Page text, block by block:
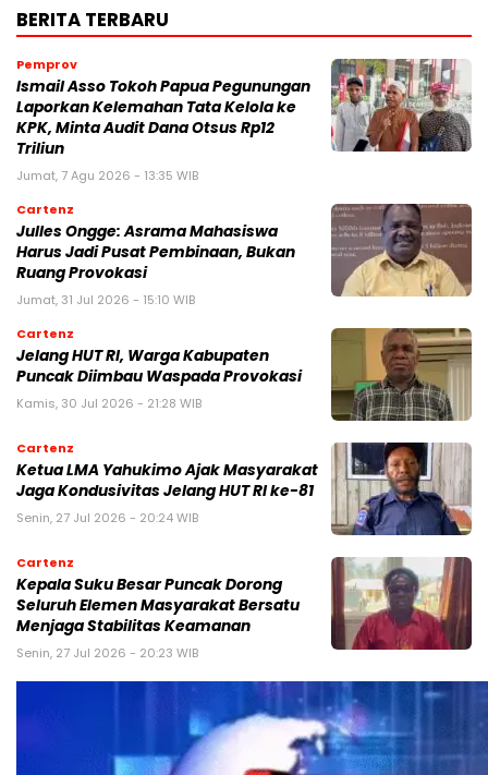
BERITA TERBARU
Pemprov
Ismail Asso Tokoh Papua Pegunungan
Laporkan Kelemahan Tata Kelola ke
KPK, Minta Audit Dana Otsus Rp12
Triliun
Jumat, 7 Agu 2026 - 13:35 WIB
Cartenz
Julles Ongge: Asrama Mahasiswa
Harus Jadi Pusat Pembinaan, Bukan
Ruang Provokasi
Jumat, 31 Jul 2026 - 15:10 WIB
Cartenz
Jelang HUT RI, Warga Kabupaten
Puncak Diimbau Waspada Provokasi
Kamis, 30 Jul 2026 - 21:28 WIB
Cartenz
Ketua LMA Yahukimo Ajak Masyarakat
Jaga Kondusivitas Jelang HUT RI ke-81
Senin, 27 Jul 2026 - 20:24 WIB
Cartenz
Kepala Suku Besar Puncak Dorong
Seluruh Elemen Masyarakat Bersatu
Menjaga Stabilitas Keamanan
Senin, 27 Jul 2026 - 20:23 WIB